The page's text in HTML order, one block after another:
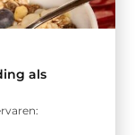
als